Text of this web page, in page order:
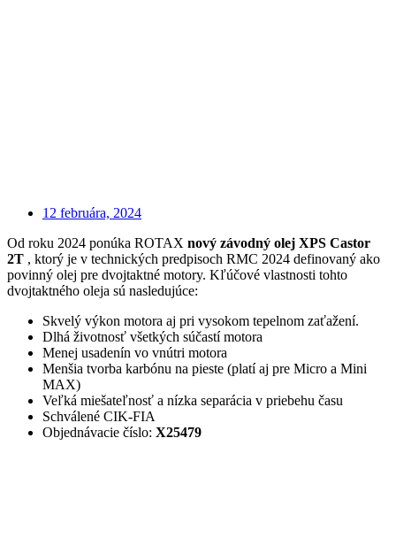
12 februára, 2024
Od roku 2024 ponúka ROTAX nový závodný olej XPS Castor
2T , ktorý je v technických predpisoch RMC 2024 definovaný ako
povinný olej pre dvojtaktné motory. Kľúčové vlastnosti tohto
dvojtaktného oleja sú nasledujúce:
Skvelý výkon motora aj pri vysokom tepelnom zaťažení.
Dlhá životnosť všetkých súčastí motora
Menej usadenín vo vnútri motora
Menšia tvorba karbónu na pieste (platí aj pre Micro a Mini
MAX)
Veľká miešateľnosť a nízka separácia v priebehu času
Schválené CIK-FIA
Objednávacie číslo: X25479